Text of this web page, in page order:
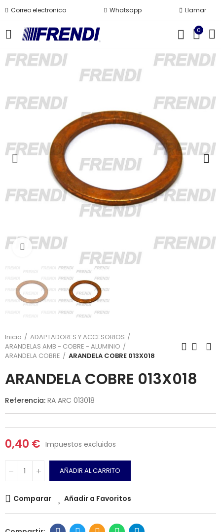
Correo electronico Whatsapp Llamar
0
Click para agrandar
Inicio
ADAPTADORES Y ACCESORIOS
ARANDELAS AMB - COBRE - ALUMINIO
ARANDELA COBRE
ARANDELA COBRE 013X018
ARANDELA COBRE 013X018
Referencia: RA ARC 013018
0,40 € Impuestos excluidos
AÑADIR AL CARRITO
Comparar Añadir a Favoritos